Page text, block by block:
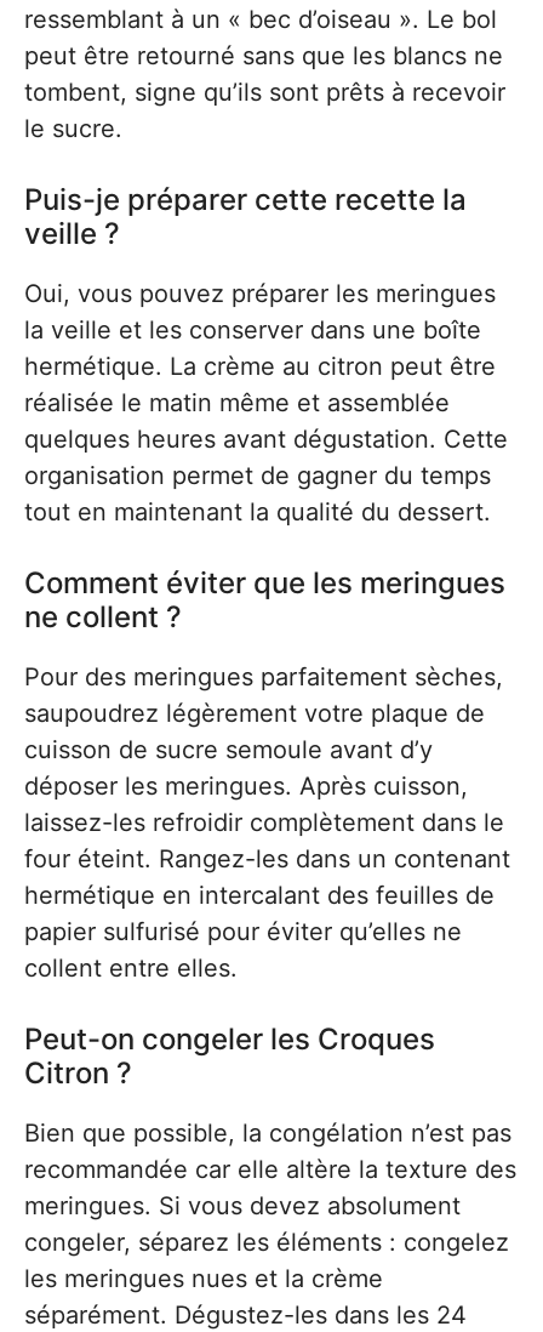
ressemblant à un « bec d’oiseau ». Le bol
peut être retourné sans que les blancs ne
tombent, signe qu’ils sont prêts à recevoir
le sucre.
Puis-je préparer cette recette la
veille ?
Oui, vous pouvez préparer les meringues
la veille et les conserver dans une boîte
hermétique. La crème au citron peut être
réalisée le matin même et assemblée
quelques heures avant dégustation. Cette
organisation permet de gagner du temps
tout en maintenant la qualité du dessert.
Comment éviter que les meringues
ne collent ?
Pour des meringues parfaitement sèches,
saupoudrez légèrement votre plaque de
cuisson de sucre semoule avant d’y
déposer les meringues. Après cuisson,
laissez-les refroidir complètement dans le
four éteint. Rangez-les dans un contenant
hermétique en intercalant des feuilles de
papier sulfurisé pour éviter qu’elles ne
collent entre elles.
Peut-on congeler les Croques
Citron ?
Bien que possible, la congélation n’est pas
recommandée car elle altère la texture des
meringues. Si vous devez absolument
congeler, séparez les éléments : congelez
les meringues nues et la crème
séparément. Dégustez-les dans les 24